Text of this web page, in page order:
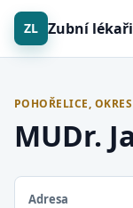
ZL Zubní lékaři
POHOŘELICE,
MUDr.
Adresa